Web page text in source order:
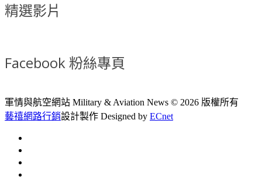
精選影片
Facebook 粉絲專頁
軍情與航空網站 Military & Aviation News © 2026 版權所有
藝禧網路行銷設計製作 Designed by ECnet